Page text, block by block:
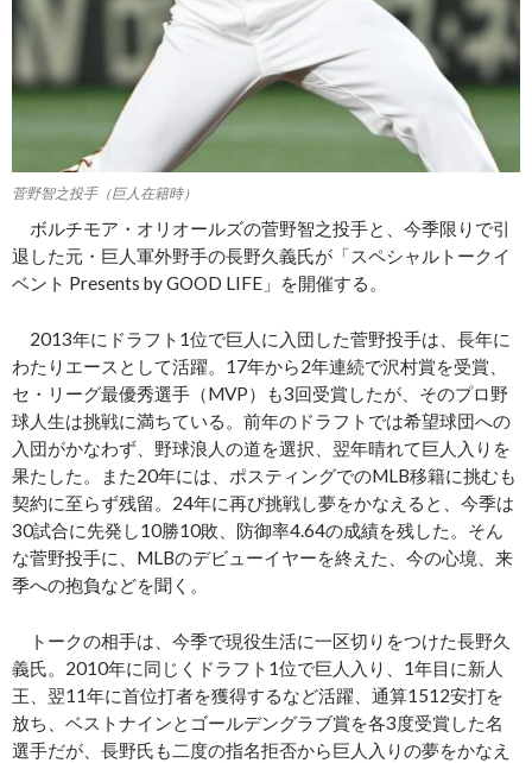
菅野智之投手（巨人在籍時）
ボルチモア・オリオールズの菅野智之投手と、今季限りで引
退した元・巨人軍外野手の長野久義氏が「スペシャルトークイ
ベント Presents by GOOD LIFE」を開催する。
2013年にドラフト1位で巨人に入団した菅野投手は、長年に
わたりエースとして活躍。17年から2年連続で沢村賞を受賞、
セ・リーグ最優秀選手（MVP）も3回受賞したが、そのプロ野
球人生は挑戦に満ちている。前年のドラフトでは希望球団への
入団がかなわず、野球浪人の道を選択、翌年晴れて巨人入りを
果たした。また20年には、ポスティングでのMLB移籍に挑むも
契約に至らず残留。24年に再び挑戦し夢をかなえると、今季は
30試合に先発し10勝10敗、防御率4.64の成績を残した。そん
な菅野投手に、MLBのデビューイヤーを終えた、今の心境、来
季への抱負などを聞く。
トークの相手は、今季で現役生活に一区切りをつけた長野久
義氏。2010年に同じくドラフト1位で巨人入り、1年目に新人
王、翌11年に首位打者を獲得するなど活躍、通算1512安打を
放ち、ベストナインとゴールデングラブ賞を各3度受賞した名
選手だが、長野氏も二度の指名拒否から巨人入りの夢をかなえ